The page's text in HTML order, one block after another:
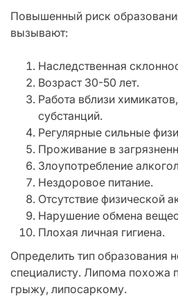
Повышенный риск
вызывают:
Наследственная
Возраст 30-50 лет.
Работа вблизи
субстанций.
Регулярные сильные
Проживание в
Злоупотребление
Нездоровое питание.
Отсутствие физической
Нарушение обмена
Плохая личная гигиена.
Определить тип образования
специалисту. Липома похожа
грыжу, липосаркому.